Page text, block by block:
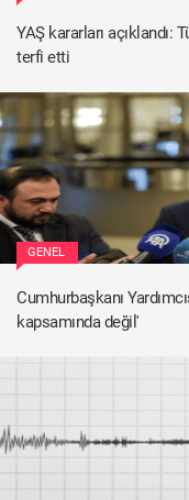
YAŞ kararları açıklandı:
terfi etti
GENEL
Cumhurbaşkanı
kapsamında değil'